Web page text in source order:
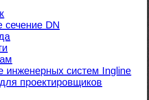
сечение DN
инженерных систем Ingline
проектировщиков